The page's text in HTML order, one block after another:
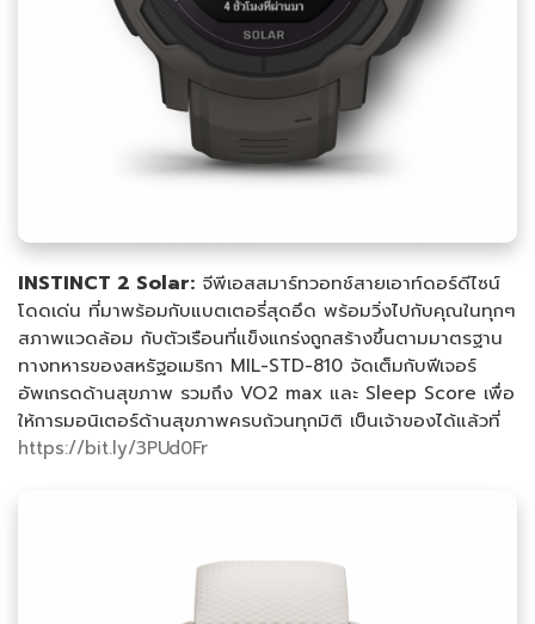
INSTINCT 2 Solar: จีพีเอสสมาร์ทวอทช์สายเอาท์ดอร์ดีไซน์
โดดเด่น ที่มาพร้อมกับแบตเตอรี่สุดอึด พร้อมวิ่งไปกับคุณในทุกๆ
สภาพแวดล้อม กับตัวเรือนที่แข็งแกร่งถูกสร้างขึ้นตามมาตรฐาน
ทางทหารของสหรัฐอเมริกา MIL-STD-810 จัดเต็มกับฟีเจอร์
อัพเกรดด้านสุขภาพ รวมถึง VO2 max และ Sleep Score เพื่อ
ให้การมอนิเตอร์ด้านสุขภาพครบถ้วนทุกมิติ เป็นเจ้าของได้แล้วที่
https://bit.ly/3PUd0Fr